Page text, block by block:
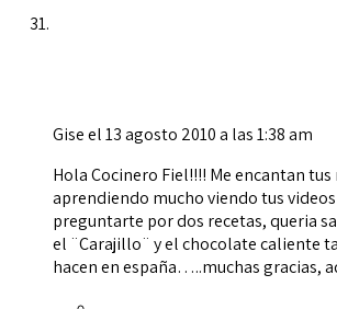
Giseel 13 agosto 2010 a las 1:38 am
Hola Cocinero Fiel!!!! Me encantan
aprendiendo mucho viendo tus
preguntarte por dos recetas, queria
el ¨Carajillo¨ y el chocolate caliente
hacen en españa…..muchas gracias,